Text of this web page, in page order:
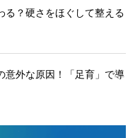
る？硬さをほぐして整える
意外な原因！「足育」で導